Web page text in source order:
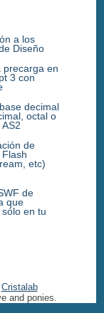
a los
Diseño
precarga en
3 con
decimal
octal o
de
etc)
de
que
en tu
Cristalab
and ponies.